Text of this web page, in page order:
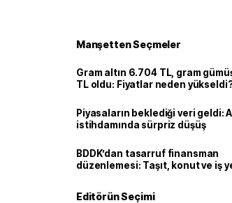
Manşetten Seçmeler
Gram altın 6.704 TL, gram
TL oldu: Fiyatlar neden
Piyasaların beklediği veri geldi:
istihdamında sürpriz düşüş
BDDK’dan tasarruf finansman
düzenlemesi: Taşıt, konut ve iş
Editörün Seçimi